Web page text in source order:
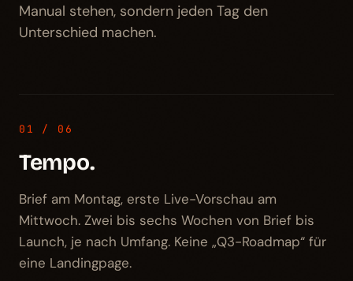
Manual stehen, sondern jeden Tag den
Unterschied machen.
01 / 06
Tempo.
Brief am Montag, erste Live-Vorschau am
Mittwoch. Zwei bis sechs Wochen von Brief bis
Launch, je nach Umfang. Keine „Q3-Roadmap“ für
eine Landingpage.